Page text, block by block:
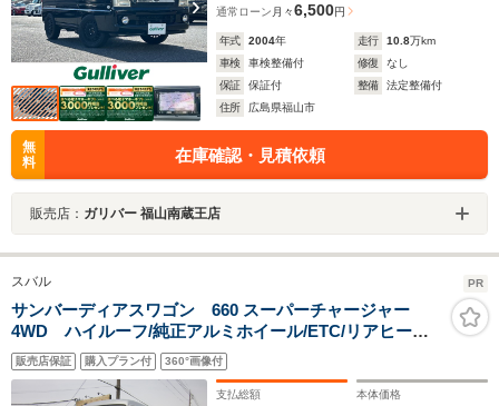
通常ローン 月々6,500円
年式 2004年 走行 10.8万km
車検
車検整備付 修復
なし
保証
保証付 整備
法定整備付
住所
広島県福山市
無
料
在庫確認・見積依頼
販売店： ガリバー 福山南蔵王店
スバル PR
サンバーディアスワゴン 660 スーパーチャージャー
4WD ハイルーフ/純正アルミホイール/ETC/リアヒータ
ー/フォグランプ/ルーフエンドスポイラー
販売店保証 購入プラン付 360°画像付
支払総額 本体価格